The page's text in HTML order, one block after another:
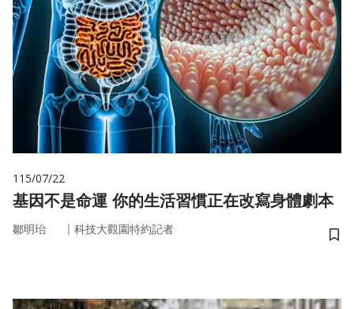
115/07/22
基因不是命運 你的生活習慣正在改寫身體劇本
鄒明珆 ｜ 科技大觀園特約記者
儲